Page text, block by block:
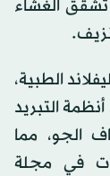
تشقق الغشاء
الطبية،
التبريد
الجو، مما
في مجلة